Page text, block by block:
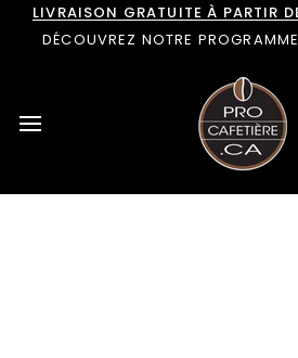
Passer
contenu
LIVRAISON GRATUITE À PARTIR
DÉCOUVREZ NOTRE